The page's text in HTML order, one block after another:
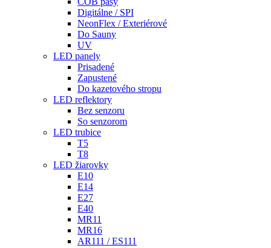
Digitálne / SPI
NeonFlex / Exteriérové
Do Sauny
UV
LED panely
Prisadené
Zapustené
Do kazetového stropu
LED reflektory
Bez senzoru
So senzorom
LED trubice
T5
T8
LED žiarovky
E10
E14
E27
E40
MR11
MR16
AR111 / ES111